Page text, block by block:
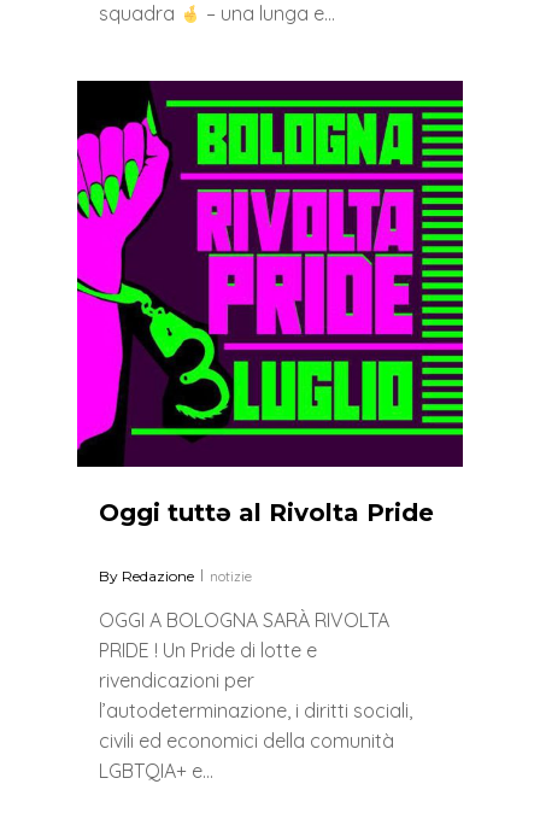
squadra
– una lunga e…
Oggi tuttə al Rivolta Pride
By Redazione notizie
OGGI A BOLOGNA SARÀ RIVOLTA
PRIDE ! Un Pride di lotte e
rivendicazioni per
l’autodeterminazione, i diritti sociali,
civili ed economici della comunità
LGBTQIA+ e…
0